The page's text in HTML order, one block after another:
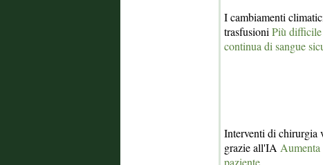
I cambiamenti
trasfusioni Più
continua di sangue
Interventi di chirurgia
grazie all'IA Aumenta
paziente